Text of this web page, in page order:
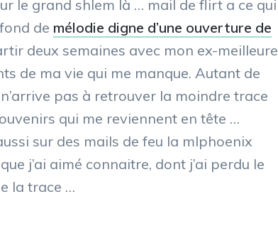
le grand shlem là … mail de flirt a ce qui
de mélodie digne d’une ouverture de
deux semaines avec mon ex-meilleure
de ma vie qui me manque. Autant de
pas à retrouver la moindre trace
qui me reviennent en tête …
sur des mails de feu la mlphoenix
j’ai aimé connaitre, dont j’ai perdu le
la trace …